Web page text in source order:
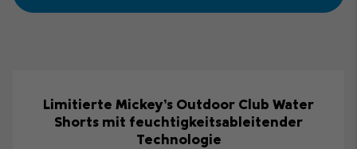
Limitierte Mickey’s Outdoor Club Water
Shorts mit feuchtigkeitsableitender
Technologie